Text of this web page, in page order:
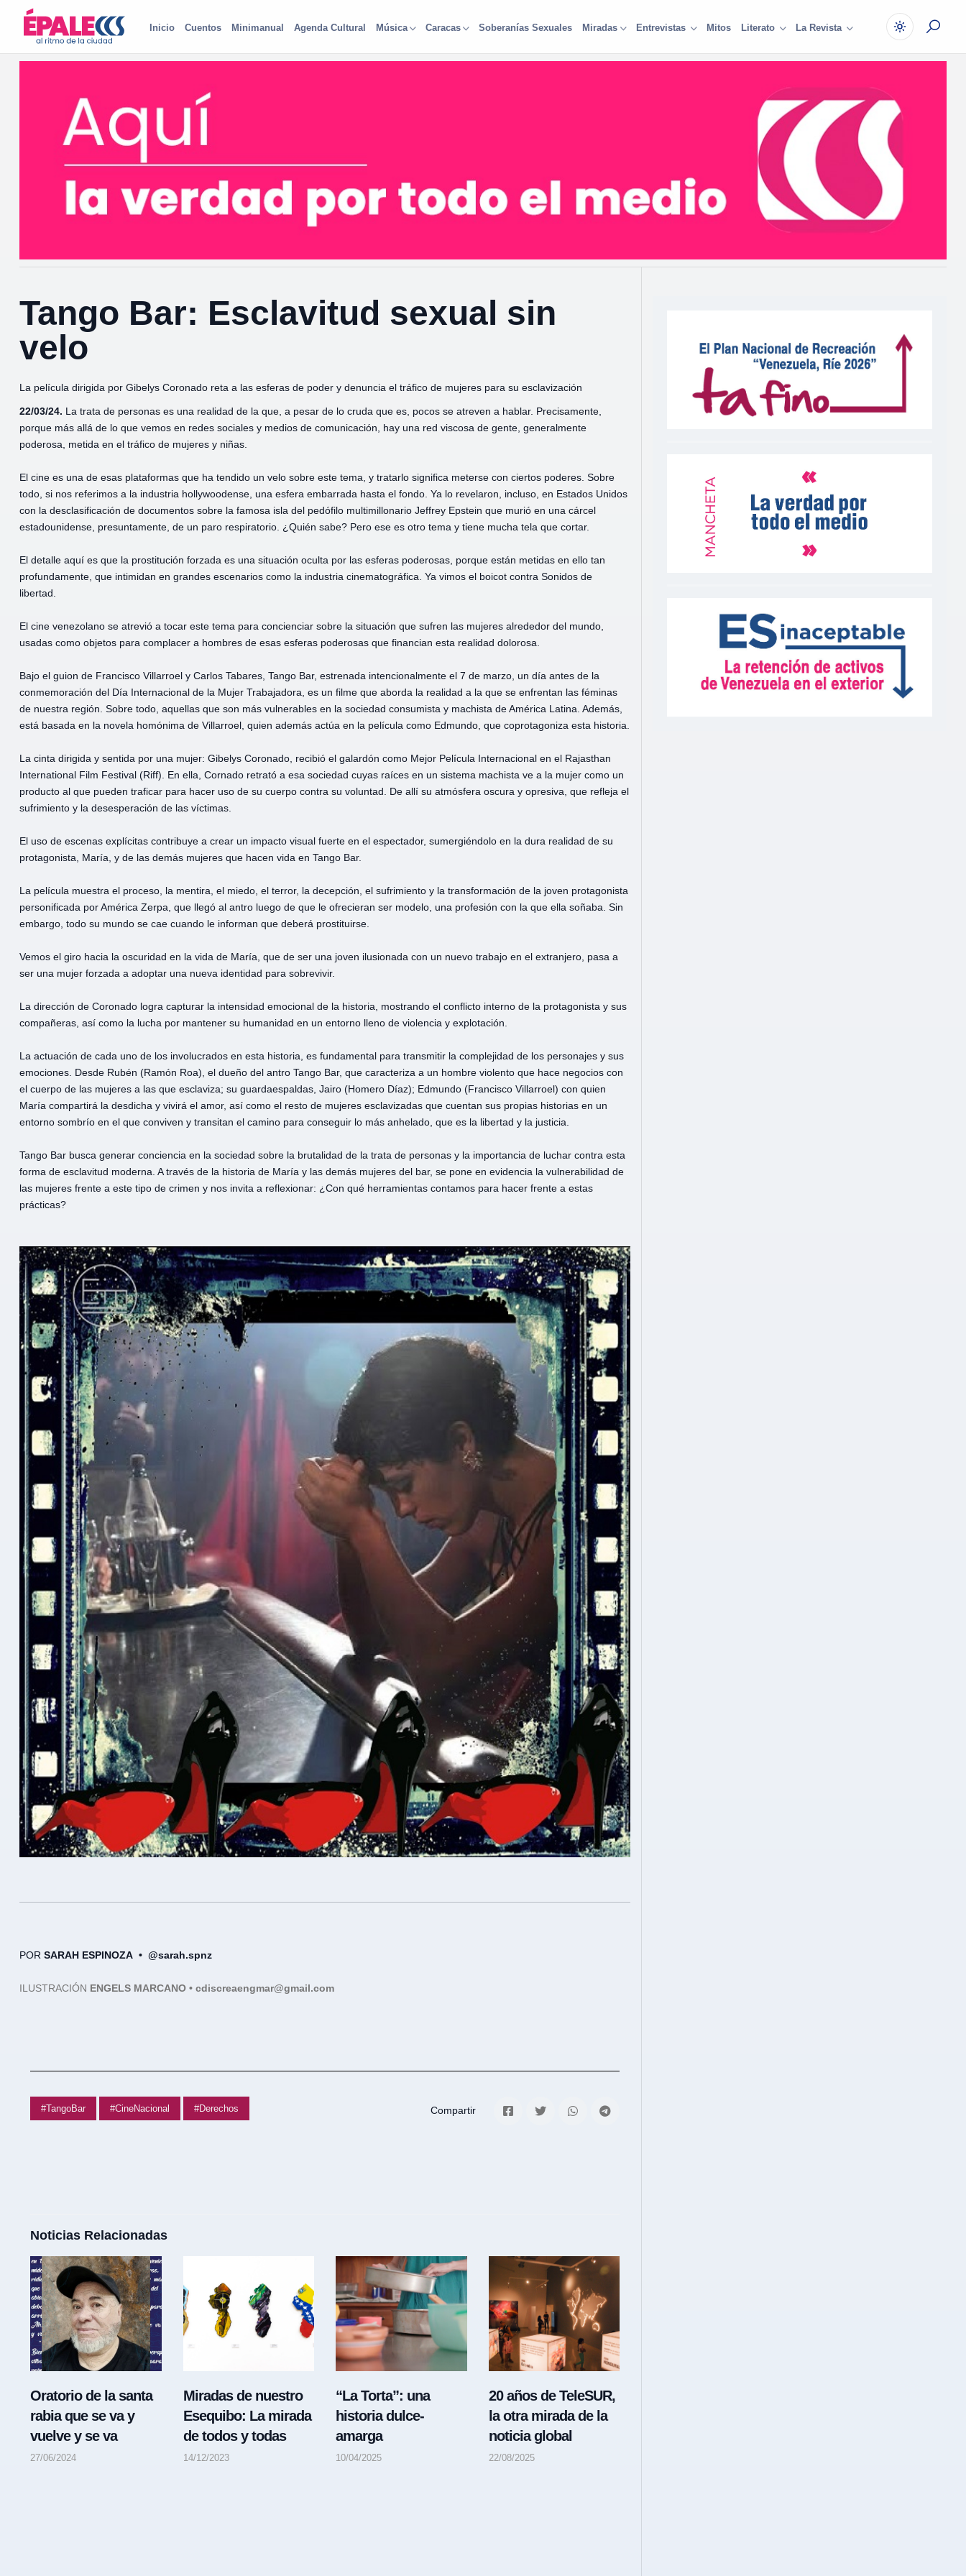
Inicio Cuentos Minimanual Agenda Cultural Música Caracas Soberanías Sexuales Miradas Entrevistas Mitos Literato La Revista
Tango Bar: Esclavitud sexual sin
velo
La película dirigida por Gibelys Coronado reta a las esferas de poder y denuncia el tráfico de mujeres para su esclavización
22/03/24. La trata de personas es una realidad de la que, a pesar de lo cruda que es, pocos se atreven a hablar. Precisamente,
porque más allá de lo que vemos en redes sociales y medios de comunicación, hay una red viscosa de gente, generalmente
poderosa, metida en el tráfico de mujeres y niñas.
El cine es una de esas plataformas que ha tendido un velo sobre este tema, y tratarlo significa meterse con ciertos poderes. Sobre
todo, si nos referimos a la industria hollywoodense, una esfera embarrada hasta el fondo. Ya lo revelaron, incluso, en Estados Unidos
con la desclasificación de documentos sobre la famosa isla del pedófilo multimillonario Jeffrey Epstein que murió en una cárcel
estadounidense, presuntamente, de un paro respiratorio. ¿Quién sabe? Pero ese es otro tema y tiene mucha tela que cortar.
El detalle aquí es que la prostitución forzada es una situación oculta por las esferas poderosas, porque están metidas en ello tan
profundamente, que intimidan en grandes escenarios como la industria cinematográfica. Ya vimos el boicot contra Sonidos de
libertad.
El cine venezolano se atrevió a tocar este tema para concienciar sobre la situación que sufren las mujeres alrededor del mundo,
usadas como objetos para complacer a hombres de esas esferas poderosas que financian esta realidad dolorosa.
Bajo el guion de Francisco Villarroel y Carlos Tabares, Tango Bar, estrenada intencionalmente el 7 de marzo, un día antes de la
conmemoración del Día Internacional de la Mujer Trabajadora, es un filme que aborda la realidad a la que se enfrentan las féminas
de nuestra región. Sobre todo, aquellas que son más vulnerables en la sociedad consumista y machista de América Latina. Además,
está basada en la novela homónima de Villarroel, quien además actúa en la película como Edmundo, que coprotagoniza esta historia.
La cinta dirigida y sentida por una mujer: Gibelys Coronado, recibió el galardón como Mejor Película Internacional en el Rajasthan
International Film Festival (Riff). En ella, Cornado retrató a esa sociedad cuyas raíces en un sistema machista ve a la mujer como un
producto al que pueden traficar para hacer uso de su cuerpo contra su voluntad. De allí su atmósfera oscura y opresiva, que refleja el
sufrimiento y la desesperación de las víctimas.
El uso de escenas explícitas contribuye a crear un impacto visual fuerte en el espectador, sumergiéndolo en la dura realidad de su
protagonista, María, y de las demás mujeres que hacen vida en Tango Bar.
La película muestra el proceso, la mentira, el miedo, el terror, la decepción, el sufrimiento y la transformación de la joven protagonista
personificada por América Zerpa, que llegó al antro luego de que le ofrecieran ser modelo, una profesión con la que ella soñaba. Sin
embargo, todo su mundo se cae cuando le informan que deberá prostituirse.
Vemos el giro hacia la oscuridad en la vida de María, que de ser una joven ilusionada con un nuevo trabajo en el extranjero, pasa a
ser una mujer forzada a adoptar una nueva identidad para sobrevivir.
La dirección de Coronado logra capturar la intensidad emocional de la historia, mostrando el conflicto interno de la protagonista y sus
compañeras, así como la lucha por mantener su humanidad en un entorno lleno de violencia y explotación.
La actuación de cada uno de los involucrados en esta historia, es fundamental para transmitir la complejidad de los personajes y sus
emociones. Desde Rubén (Ramón Roa), el dueño del antro Tango Bar, que caracteriza a un hombre violento que hace negocios con
el cuerpo de las mujeres a las que esclaviza; su guardaespaldas, Jairo (Homero Díaz); Edmundo (Francisco Villarroel) con quien
María compartirá la desdicha y vivirá el amor, así como el resto de mujeres esclavizadas que cuentan sus propias historias en un
entorno sombrío en el que conviven y transitan el camino para conseguir lo más anhelado, que es la libertad y la justicia.
Tango Bar busca generar conciencia en la sociedad sobre la brutalidad de la trata de personas y la importancia de luchar contra esta
forma de esclavitud moderna. A través de la historia de María y las demás mujeres del bar, se pone en evidencia la vulnerabilidad de
las mujeres frente a este tipo de crimen y nos invita a reflexionar: ¿Con qué herramientas contamos para hacer frente a estas
prácticas?
POR SARAH ESPINOZA • @sarah.spnz
ILUSTRACIÓN ENGELS MARCANO • cdiscreaengmar@gmail.com
#TangoBar #CineNacional #Derechos Compartir
Noticias Relacionadas
Oratorio de la santa
rabia que se va y
vuelve y se va
27/06/2024
Miradas de nuestro
Esequibo: La mirada
de todos y todas
14/12/2023
“La Torta”: una
historia dulce-
amarga
10/04/2025
20 años de TeleSUR,
la otra mirada de la
noticia global
22/08/2025